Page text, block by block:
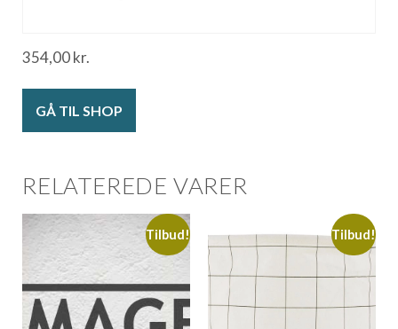
354,00kr.
GÅ TIL SHOP
RELATEREDE VARER
Tilbud! Tilbud!